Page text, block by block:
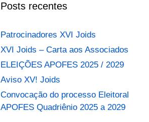
Posts recentes
Patrocinadores XVI Joids
XVI Joids – Carta aos Associados
ELEIÇÕES APOFES 2025 / 2029
Aviso XV! Joids
Convocação do processo Eleitoral
APOFES Quadriênio 2025 a 2029